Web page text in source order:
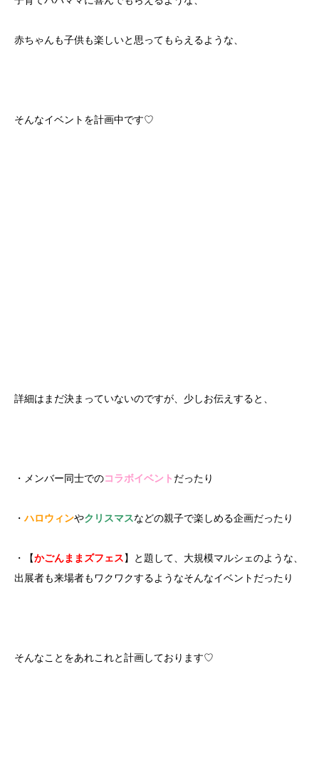
赤ちゃんも子供も楽しいと思ってもらえるような、
そんなイベントを計画中です♡
詳細はまだ決まっていないのですが、少しお伝えすると、
・メンバー同士でのコラボイベント だったり
・ハロウィンやクリスマスなどの親子で楽しめる企画だったり
・【かごんままズフェス】と題して、大規模マルシェのような、
出展者も来場者もワクワクするようなそんなイベントだったり
そんなことをあれこれと計画しております♡